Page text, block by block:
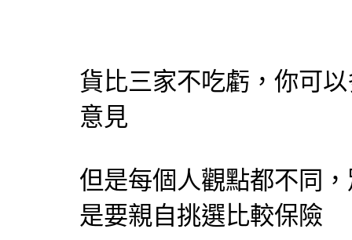
貨比三家不吃虧，你可
意見
但是每個人觀點都不同
是要親自挑選比較保險